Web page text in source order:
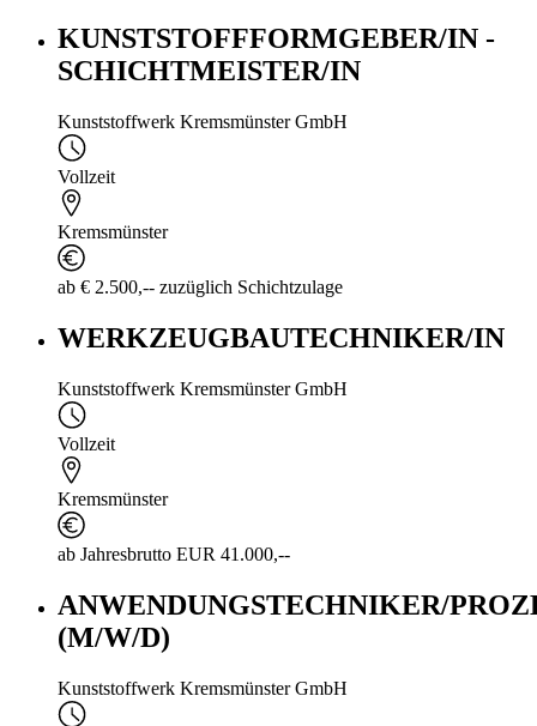
KUNSTSTOFFFORMGEBER/IN -
SCHICHTMEISTER/IN
Kunststoffwerk Kremsmünster GmbH
Vollzeit
Kremsmünster
ab € 2.500,-- zuzüglich Schichtzulage
WERKZEUGBAUTECHNIKER/IN
Kunststoffwerk Kremsmünster GmbH
Vollzeit
Kremsmünster
ab Jahresbrutto EUR 41.000,--
ANWENDUNGSTECHNIKER/
(M/W/D)
Kunststoffwerk Kremsmünster GmbH